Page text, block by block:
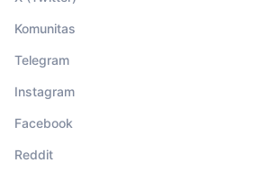
Komunitas
Telegram
Instagram
Facebook
Reddit